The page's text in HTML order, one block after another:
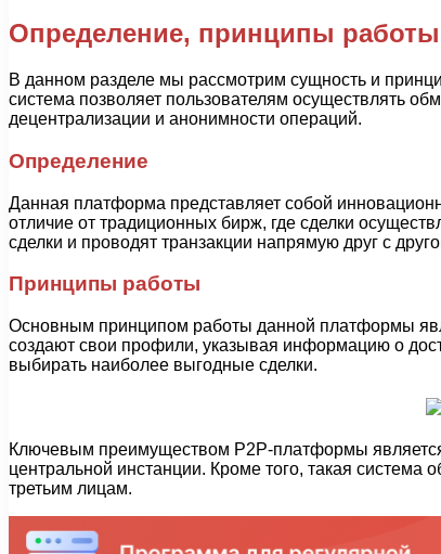
Определение, принципы
В данном разделе мы рассмотрим сущность и
система позволяет пользователям осуществлять
децентрализации и анонимности операций.
Определение
Данная платформа представляет собой
отличие от традиционных бирж, где сделки
сделки и проводят транзакции напрямую друг с
Принципы работы
Основным принципом работы данной платформы
создают свои профили, указывая информацию о
выбирать наиболее выгодные сделки.
Ключевым преимуществом P2P-платформы
центральной инстанции. Кроме того, такая система
третьим лицам.